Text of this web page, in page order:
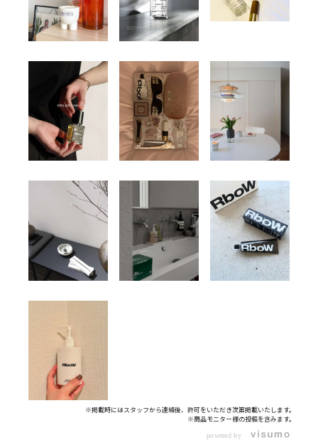
※掲載時にはスタッフから連絡後、許可をいただき次第掲載いたします。
※商品モニター様の投稿を含みます。
powered by